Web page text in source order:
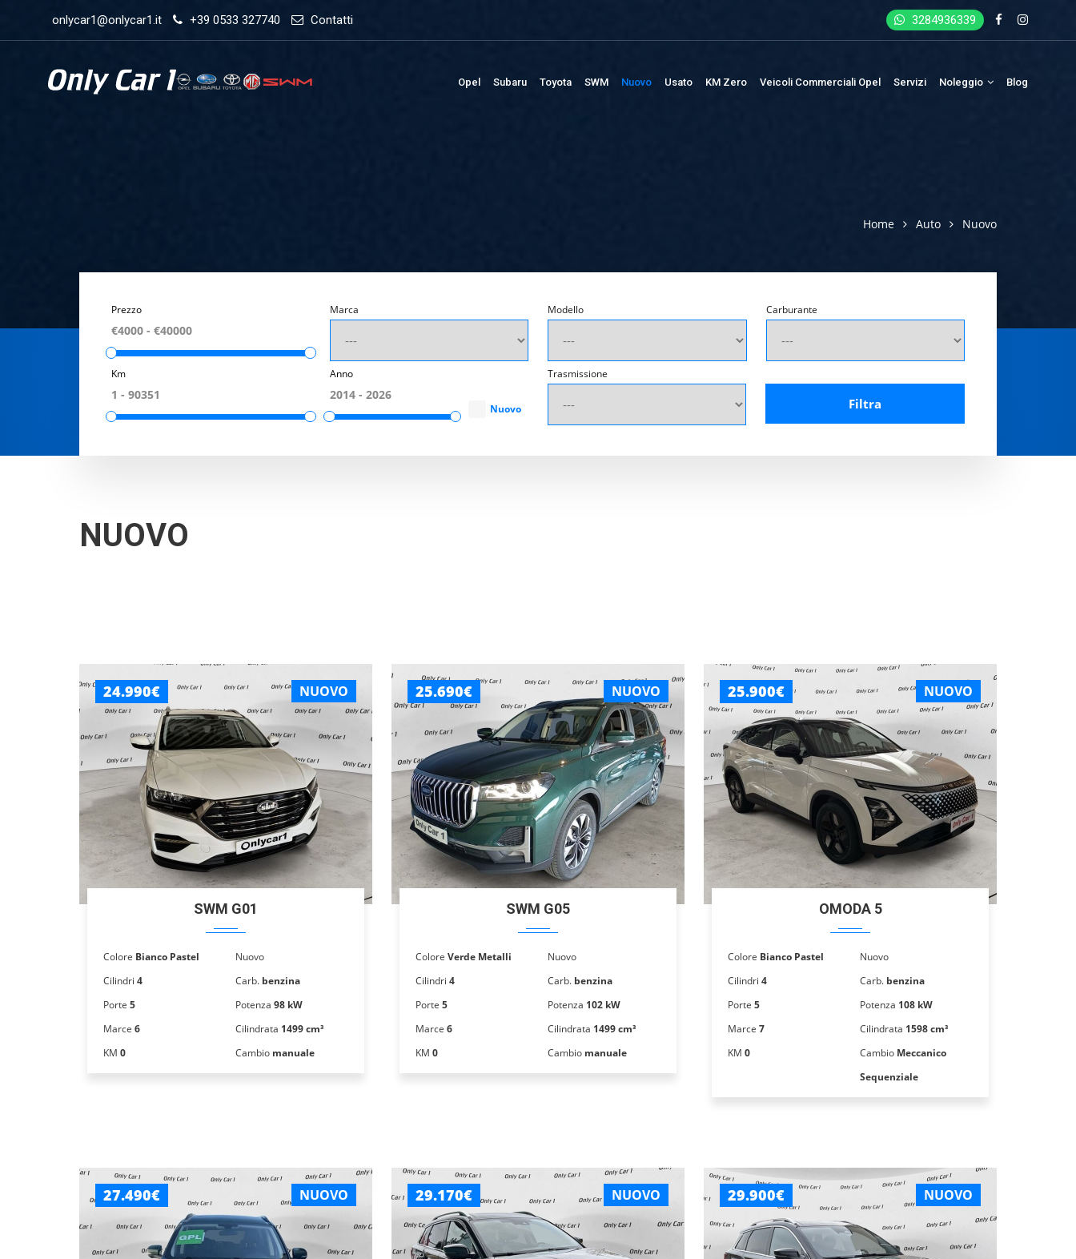
onlycar1@onlycar1.it +39 0533 327740 Contatti 3284936339
Opel Subaru Toyota SWM Nuovo Usato KM Zero Veicoli Commerciali Opel Servizi Noleggio Blog
Home Auto Nuovo
Prezzo Marca Modello Carburante
Km Anno
Nuovo
Trasmissione
NUOVO
24.990€ NUOVO
SWM G01
Colore Bianco Pastel
Cilindri 4
Porte 5
Marce 6
KM 0
Nuovo
Carb. benzina
Potenza 98 kW
Cilindrata 1499 cm³
Cambio manuale
25.690€ NUOVO
SWM G05
Colore Verde Metalli
Cilindri 4
Porte 5
Marce 6
KM 0
Nuovo
Carb. benzina
Potenza 102 kW
Cilindrata 1499 cm³
Cambio manuale
25.900€ NUOVO
OMODA 5
Colore Bianco Pastel
Cilindri 4
Porte 5
Marce 7
KM 0
Nuovo
Carb. benzina
Potenza 108 kW
Cilindrata 1598 cm³
Cambio Meccanico
Sequenziale
27.490€ NUOVO 29.170€ NUOVO 29.900€ NUOVO